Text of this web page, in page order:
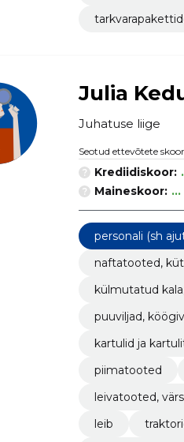
Julia
Juhatuse liige
Seotud ettevõtete
Krediidiskoor:
Maineskoor: ...
personali (sh
naftatooted,
külmutatud
puuviljad,
kartulid ja
piimatooted
leivatooted,
leib